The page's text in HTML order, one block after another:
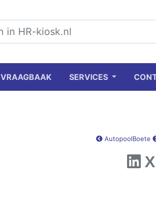
VRAAGBAAK SERVICES
AutopoolBoete